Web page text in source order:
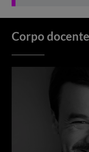
Corpo docente